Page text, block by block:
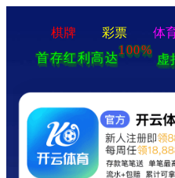
棋牌 彩票 体
首存红利高达
100%
虚